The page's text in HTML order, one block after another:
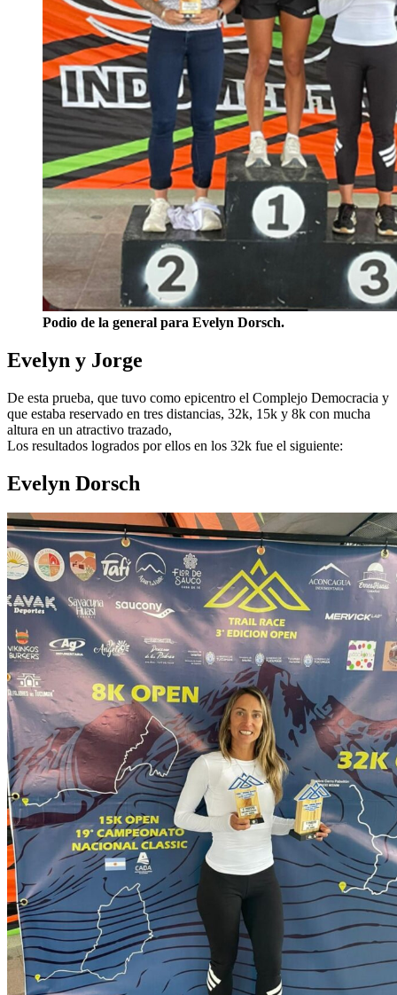
Podio de la general para Evelyn Dorsch.
Evelyn y Jorge
De esta prueba, que tuvo como epicentro el Complejo Democracia y
que estaba reservado en tres distancias, 32k, 15k y 8k con mucha
altura en un atractivo trazado,
Los resultados logrados por ellos en los 32k fue el siguiente:
Evelyn Dorsch